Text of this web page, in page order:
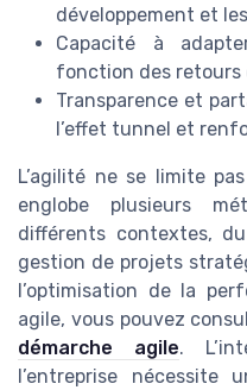
développement et
Capacité à
fonction des retours
Transparence et
l’effet tunnel et
L’agilité ne se limite
englobe plusieurs
différents contextes,
gestion de projets
l’optimisation de la
agile, vous pouvez
démarche agile.
l’entreprise nécessite